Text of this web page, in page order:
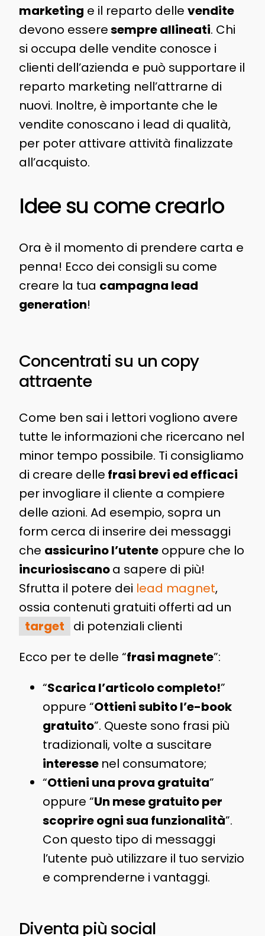
marketing e il reparto delle vendite
devono esseresempre allineati. Chi
si occupa delle vendite conosce i
clienti dell’azienda e può supportare il
reparto marketing nell’attrarne di
nuovi. Inoltre, è importante che le
vendite conoscano i lead di qualità,
per poter attivare attività finalizzate
all’acquisto.
Idee su come crearlo
Ora è il momento di prendere carta e
penna! Ecco dei consigli su come
creare la tua campagna lead
generation!
Concentrati su un copy
attraente
Come ben sai i lettori vogliono avere
tutte le informazioni che ricercano nel
minor tempo possibile. Ti consigliamo
di creare delle frasi brevi ed efficaci
per invogliare il cliente a compiere
delle azioni. Ad esempio, sopra un
form cerca di inserire dei messaggi
che assicurino l’utenteoppure che lo
incuriosiscanoa sapere di più!
Sfrutta il potere dei lead magnet,
ossia contenuti gratuiti offerti ad un
target
di potenziali clienti
Ecco per te delle “frasi magnete”:
“Scarica l’articolo completo!”
oppure “Ottieni subito l’e-book
gratuito”. Queste sono frasi più
tradizionali, volte a suscitare
interesse nel consumatore;
“Ottieni una prova gratuita”
oppure “Un mese gratuito per
scoprire ogni sua funzionalità”.
Con questo tipo di messaggi
l’utente può utilizzare il tuo servizio
e comprenderne i vantaggi.
Diventa più social